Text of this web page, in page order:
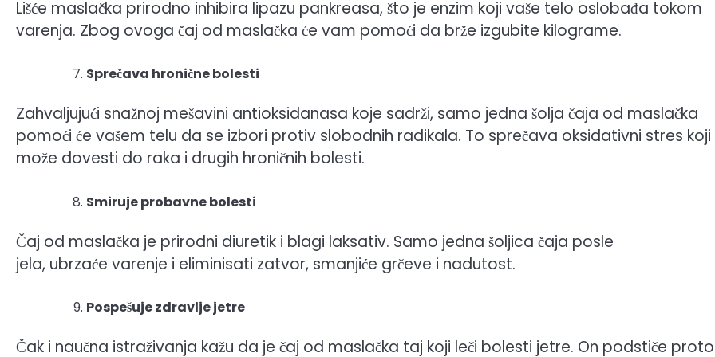
Lišće maslačka prirodno inhibira lipazu pankreasa, što je enzim koji vaše telo oslobađa tokom
varenja. Zbog ovoga čaj od maslačka će vam pomoći da brže izgubite kilograme.
Sprečava hronične bolesti
Zahvaljujući snažnoj mešavini antioksidanasa koje sadrži, samo jedna šolja čaja od maslačka
pomoći će vašem telu da se izbori protiv slobodnih radikala. To sprečava oksidativni stres koji
može dovesti do raka i drugih hroničnih bolesti.
Smiruje probavne bolesti
Čaj od maslačka je prirodni diuretik i blagi laksativ. Samo jedna šoljica čaja posle
jela, ubrzaće varenje i eliminisati zatvor, smanjiće grčeve i nadutost.
Pospešuje zdravlje jetre
Čak i naučna istraživanja kažu da je čaj od maslačka taj koji leči bolesti jetre. On podstiče